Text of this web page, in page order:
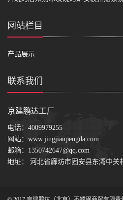
网站栏目
产品展示
联系我们
京建鹏达工厂
电话： 4009979255
网站： www.jingjianpengda.com
邮箱： 1350742647@qq.com
地址： 河北省廊坊市固安县东湾中关